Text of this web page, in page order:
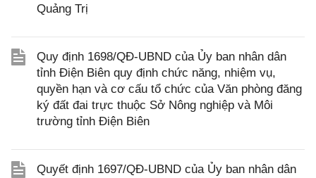
Quảng Trị
Quy định 1698/QĐ-UBND của Ủy ban nhân dân
tỉnh Điện Biên quy định chức năng, nhiệm vụ,
quyền hạn và cơ cấu tổ chức của Văn phòng đăng
ký đất đai trực thuộc Sở Nông nghiệp và Môi
trường tỉnh Điện Biên
Quyết định 1697/QĐ-UBND của Ủy ban nhân dân